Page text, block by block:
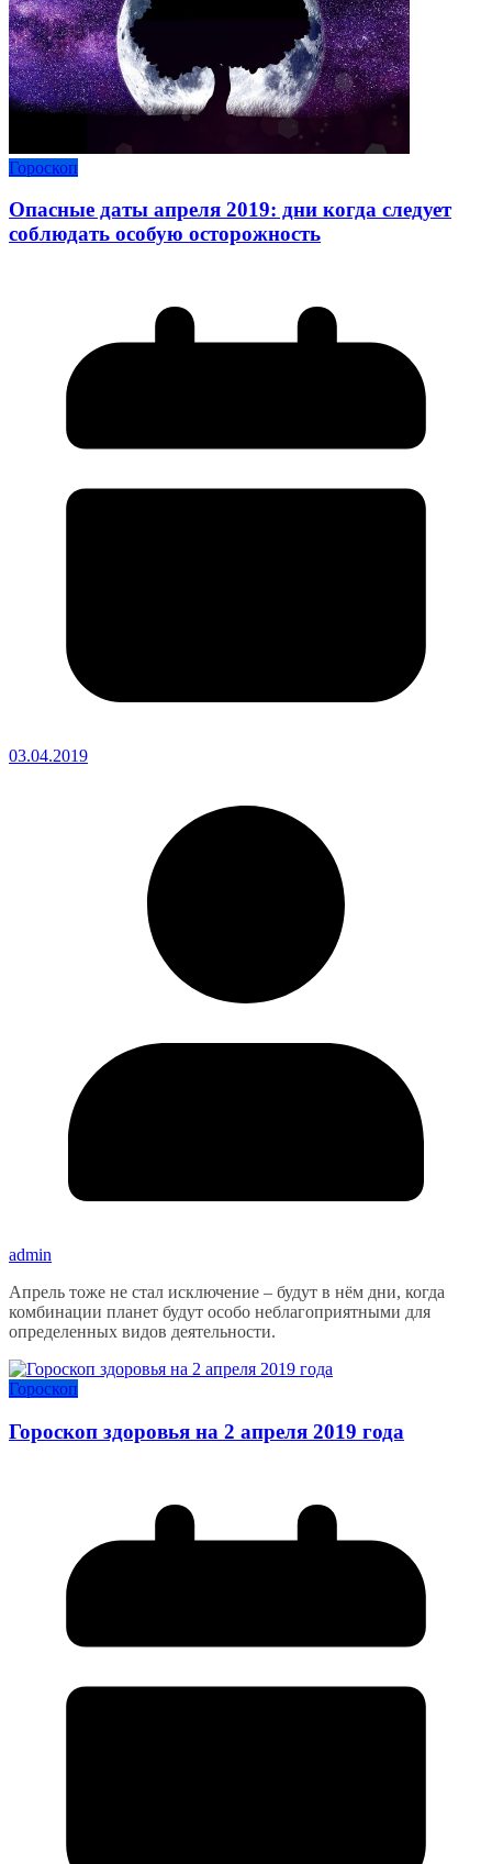
Гороскоп
Опасные даты апреля 2019: дни когда следует
соблюдать особую осторожность
03.04.2019
admin
Апрель тоже не стал исключение – будут в нём дни, когда
комбинации планет будут особо неблагоприятными для
определенных видов деятельности.
Гороскоп
Гороскоп здоровья на 2 апреля 2019 года